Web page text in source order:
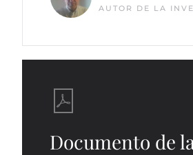
AUTOR DE LA
Documento de la